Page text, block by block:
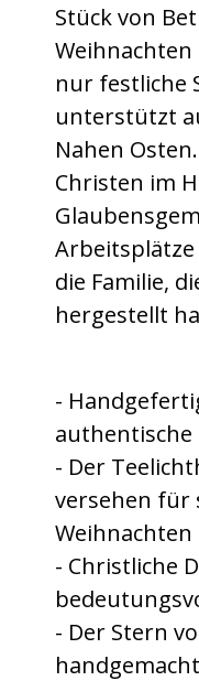
Stück von
nur festliche
unterstützt
Nahen
Christen im
die Familie,
hergestellt
-
- Der
versehen für
Weihnachten
- Christliche
- Der Stern